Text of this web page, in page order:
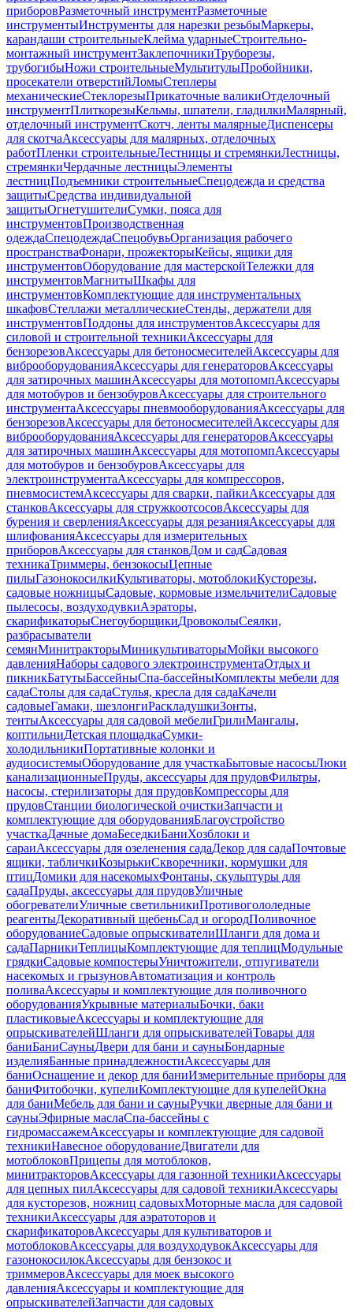
приборовРазметочный инструментРазметочные
инструментыИнструменты для нарезки резьбыМаркеры,
карандаши строительныеКлейма ударныеСтроительно-
монтажный инструментЗаклепочникиТруборезы,
трубогибыНожи строительныеМультитулыПробойники,
просекатели отверстийЛомыСтеплеры
механическиеСтеклорезыПрикаточные валикиОтделочный
инструментПлиткорезыКельмы, шпатели, гладилкиМалярный,
отделочный инструментСкотч, ленты малярныеДиспенсеры
для скотчаАксессуары для малярных, отделочных
работПленки строительныеЛестницы и стремянкиЛестницы,
стремянкиЧердачные лестницыЭлементы
лестницПодъемники строительныеСпецодежда и средства
защитыСредства индивидуальной
защитыОгнетушителиСумки, пояса для
инструментовПроизводственная
одеждаСпецодеждаСпецобувьОрганизация рабочего
пространстваФонари, прожекторыКейсы, ящики для
инструментовОборудование для мастерскойТележки для
инструментовМагнитыШкафы для
инструментовКомплектующие для инструментальных
шкафовСтеллажи металлическиеСтенды, держатели для
инструментовПоддоны для инструментовАксессуары для
силовой и строительной техникиАксессуары для
бензорезовАксессуары для бетоносмесителейАксессуары для
виброоборудованияАксессуары для генераторовАксессуары
для затирочных машинАксессуары для мотопомпАксессуары
для мотобуров и бензобуровАксессуары для строительного
инструментаАксессуары пневмооборудованияАксессуары для
бензорезовАксессуары для бетоносмесителейАксессуары для
виброоборудованияАксессуары для генераторовАксессуары
для затирочных машинАксессуары для мотопомпАксессуары
для мотобуров и бензобуровАксессуары для
электроинструментаАксессуары для компрессоров,
пневмосистемАксессуары для сварки, пайкиАксессуары для
станковАксессуары для стружкоотсосовАксессуары для
бурения и сверленияАксессуары для резанияАксессуары для
шлифованияАксессуары для измерительных
приборовАксессуары для станковДом и садСадовая
техникаТриммеры, бензокосыЦепные
пилыГазонокосилкиКультиваторы, мотоблокиКусторезы,
садовые ножницыСадовые, кормовые измельчителиСадовые
пылесосы, воздуходувкиАэраторы,
скарификаторыСнегоуборщикиДровоколыСеялки,
разбрасыватели
семянМинитракторыМиникультиваторыМойки высокого
давленияНаборы садового электроинструментаОтдых и
пикникБатутыБассейныСпа-бассейныКомплекты мебели для
садаСтолы для садаСтулья, кресла для садаКачели
садовыеГамаки, шезлонгиРаскладушкиЗонты,
тентыАксессуары для садовой мебелиГрилиМангалы,
коптильниДетская площадкаСумки-
холодильникиПортативные колонки и
аудиосистемыОборудование для участкаБытовые насосыЛюки
канализационныеПруды, аксессуары для прудовФильтры,
насосы, стерилизаторы для прудовКомпрессоры для
прудовСтанции биологической очисткиЗапчасти и
комплектующие для оборудованияБлагоустройство
участкаДачные домаБеседкиБаниХозблоки и
сараиАксессуары для озеленения садаДекор для садаПочтовые
ящики, табличкиКозырькиСкворечники, кормушки для
птицДомики для насекомыхФонтаны, скульптуры для
садаПруды, аксессуары для прудовУличные
обогревателиУличные светильникиПротивогололедные
реагентыДекоративный щебеньСад и огородПоливочное
оборудованиеСадовые опрыскивателиШланги для дома и
садаПарникиТеплицыКомплектующие для теплицМодульные
грядкиСадовые компостерыУничтожители, отпугиватели
насекомых и грызуновАвтоматизация и контроль
поливаАксессуары и комплектующие для поливочного
оборудованияУкрывные материалыБочки, баки
пластиковыеАксессуары и комплектующие для
опрыскивателейШланги для опрыскивателейТовары для
баниБаниСауныДвери для бани и сауныБондарные
изделияБанные принадлежностиАксессуары для
баниОснащение и декор для баниИзмерительные приборы для
баниФитобочки, купелиКомплектующие для купелейОкна
для баниМебель для бани и сауныРучки дверные для бани и
сауныЭфирные маслаСпа-бассейны с
гидромассажемАксессуары и комплектующие для садовой
техникиНавесное оборудованиеДвигатели для
мотоблоковПрицепы для мотоблоков,
минитракторовАксессуары для газонной техникиАксессуары
для цепных пилАксессуары для садовой техникиАксессуары
для кусторезов, ножниц садовыхМоторные масла для садовой
техникиАксессуары для аэратоторов и
скарификаторовАксессуары для культиваторов и
мотоблоковАксессуары для воздуходувокАксессуары для
газонокосилокАксессуары для бензокос и
триммеровАксессуары для моек высокого
давленияАксессуары и комплектующие для
опрыскивателейЗапчасти для садовых